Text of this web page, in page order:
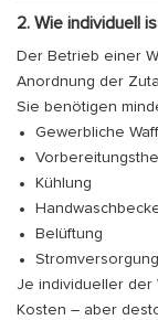
2. Wie individuell
Der Betrieb einer
Anordnung der
Sie benötigen
Gewerbliche
Kühlung
Belüftung
Je individueller der
Kosten – aber